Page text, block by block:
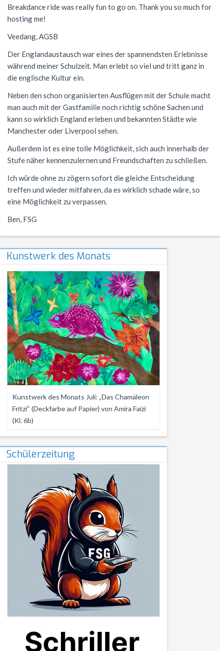
Breakdance ride was really fun to go on. Thank you so much for
hosting me!
Veedang, AGSB
Der Englandaustausch war eines der spannendsten Erlebnisse
während meiner Schulzeit. Man erlebt so viel und tritt ganz in
die englische Kultur ein.
Neben den schon organisierten Ausflügen mit der Schule macht
man auch mit der Gastfamilie noch richtig schöne Sachen und
kann so wirklich England erleben und bekannten Städte wie
Manchester oder Liverpool sehen.
Außerdem ist es eine tolle Möglichkeit, sich auch innerhalb der
Stufe näher kennenzulernen und Freundschaften zu schließen.
Ich würde ohne zu zögern sofort die gleiche Entscheidung
treffen und wieder mitfahren, da es wirklich schade wäre, so
eine Möglichkeit zu verpassen.
Ben, FSG
Kunstwerk des Monats
Kunstwerk des Monats Juli: „Das Chamäleon
Fritzi“ (Deckfarbe auf Papier) von Amira Faizi
(Kl. 6b)
Schülerzeitung